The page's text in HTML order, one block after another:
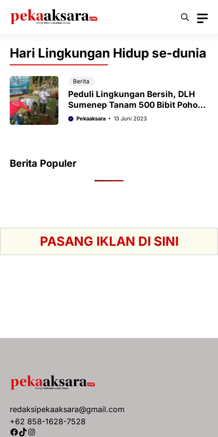
Hari Lingkungan Hidup se-dunia
Berita
Peduli Lingkungan Bersih, DLH
Sumenep Tanam 500 Bibit Pohon
di Taman Adipura
Pekaaksara 13 Juni 2023
Berita Populer
PASANG IKLAN DI SINI
redaksipekaaksara@gmail.com
+62 858-1628-7528
Facebook
TikTok
Instagram